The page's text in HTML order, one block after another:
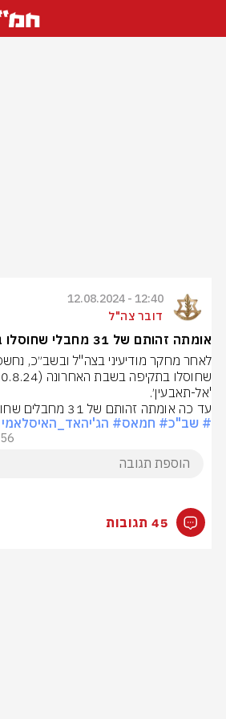
12:40 - 12.08.2024
דובר צה"ל
אומתה זהותם של 31 מחבלי שחוסלו בתקיפת המפקדה בביה"ס בעזה
עד כה אומתה זהותם של 31 מחבלים שחוסלו בתקיפה.
# שב"כ# חמאס# הג'יהאד_האיסלאמי
56
45 תגובות